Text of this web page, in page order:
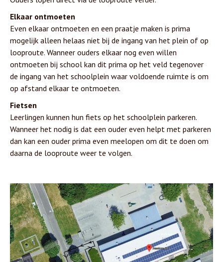
Elkaar ontmoeten
Even elkaar ontmoeten en een praatje maken is prima
mogelijk alleen helaas niet bij de ingang van het plein of op
looproute. Wanneer ouders elkaar nog even willen
ontmoeten bij school kan dit prima op het veld tegenover
de ingang van het schoolplein waar voldoende ruimte is om
op afstand elkaar te ontmoeten.
Fietsen
Leerlingen kunnen hun fiets op het schoolplein parkeren.
Wanneer het nodig is dat een ouder even helpt met parkeren
dan kan een ouder prima even meelopen om dit te doen om
daarna de looproute weer te volgen.